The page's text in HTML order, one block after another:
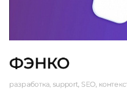
ФЭНКО
разработка, support, SEO,